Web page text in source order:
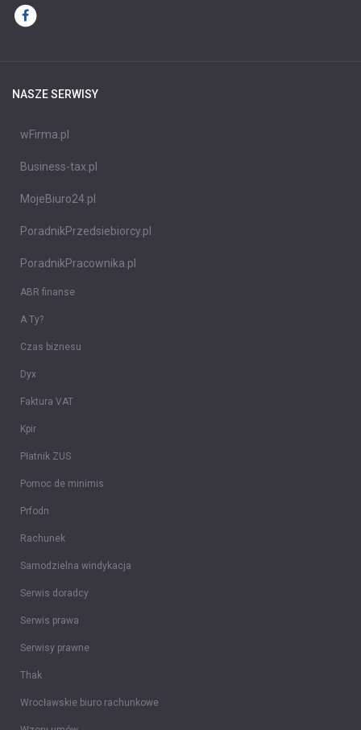
NASZE SERWISY
wFirma.pl
Business-tax.pl
MojeBiuro24.pl
PoradnikPrzedsiebiorcy.pl
PoradnikPracownika.pl
ABR finanse
A Ty?
Czas biznesu
Dyx
Faktura VAT
Kpir
Płatnik ZUS
Pomoc de minimis
Prfodn
Rachunek
Samodzielna windykacja
Serwis doradcy
Serwis prawa
Serwisy prawne
Thak
Wrocławskie biuro rachunkowe